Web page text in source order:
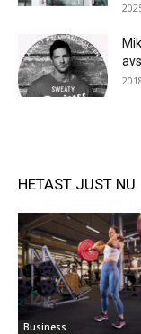
HETAST JUST NU
Business